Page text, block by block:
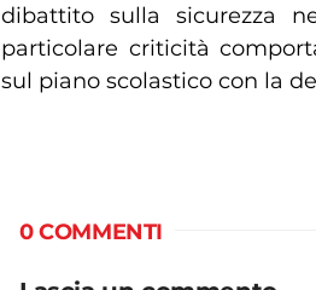
dibattito sulla sicurezza
particolare criticità
sul piano scolastico con la
0 COMMENTI